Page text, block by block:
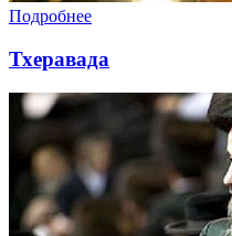
Подробнее
Тхеравада